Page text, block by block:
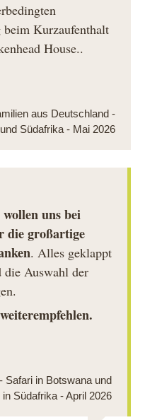
Kurzaufenthalt
House..
aus Deutschland -
Südafrika - Mai 2026
wollen uns bei
die großartige
. Alles geklappt
die Auswahl der
Safari in Botswana und
Südafrika - April 2026